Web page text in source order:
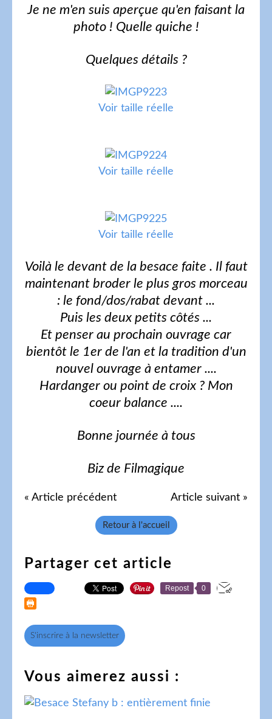
Je ne m'en suis aperçue qu'en faisant la
photo ! Quelle quiche !
Quelques détails ?
Voir taille réelle
Voir taille réelle
Voir taille réelle
Voilà le devant de la besace faite . Il faut
maintenant broder le plus gros morceau
: le fond/dos/rabat devant ...
Puis les deux petits côtés ...
Et penser au prochain ouvrage car
bientôt le 1er de l'an et la tradition d'un
nouvel ouvrage à entamer ....
Hardanger ou point de croix ? Mon
coeur balance ....
Bonne journée à tous
Biz de Filmagique
« Article précédent Article suivant »
Retour à l'accueil
Partager cet article
Repost 0
S'inscrire à la newsletter
Vous aimerez aussi :